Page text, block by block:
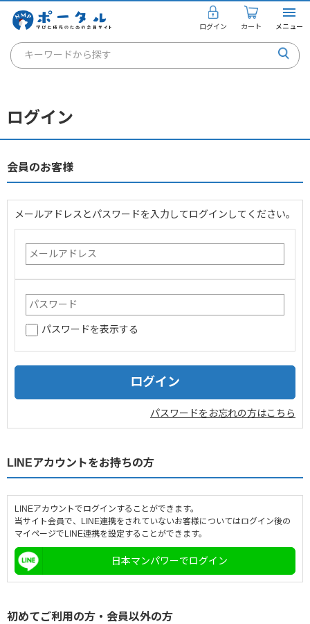
ログイン カート メニュー
キーワードから探す
通信講座
講座を探す
個人のお客様
法人のお客様
企業情報
採用情報
ログイン
会員のお客様
メールアドレスとパスワードを入力してログインしてください。
パスワードを表示する
パスワードをお忘れの方はこちら
LINEアカウントをお持ちの方
LINEアカウントでログインすることができます。
当サイト会員で、LINE連携をされていないお客様についてはログイン後の
マイページでLINE連携を設定することができます。
日本マンパワーでログイン
初めてご利用の方・会員以外の方